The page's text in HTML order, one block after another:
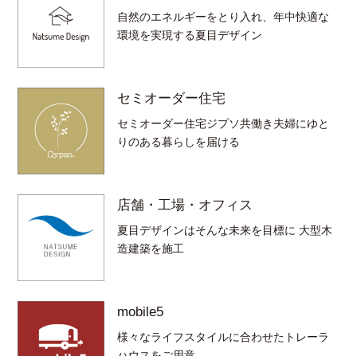
自然のエネルギーをとり入れ、年中快適な
環境を実現する夏目デザイン
セミオーダー住宅
セミオーダー住宅ジプソ共働き夫婦にゆと
りのある暮らしを届ける
店舗・工場・オフィス
夏目デザインはそんな未来を目標に 大型木
造建築を施工
mobile5
様々なライフスタイルに合わせたトレーラ